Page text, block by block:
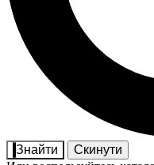
Знайти
Скинути